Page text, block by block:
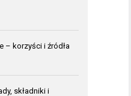
– korzyści i źródła
składniki i